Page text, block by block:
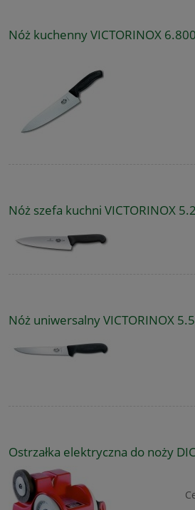
Nóż kuchenny VICTORINOX
Nóż szefa kuchni VICTORINOX
Nóż uniwersalny VICTORINOX
Ostrzałka elektryczna do noży